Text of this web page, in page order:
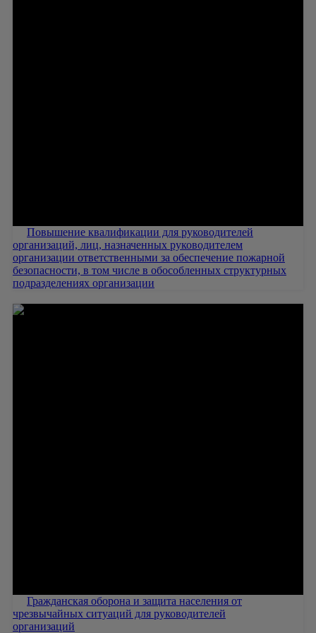
Повышение квалификации для руководителей
организаций, лиц, назначенных руководителем
организации ответственными за обеспечение пожарной
безопасности, в том числе в обособленных структурных
подразделениях организации
Гражданская оборона и защита населения от
чрезвычайных ситуаций для руководителей
организаций